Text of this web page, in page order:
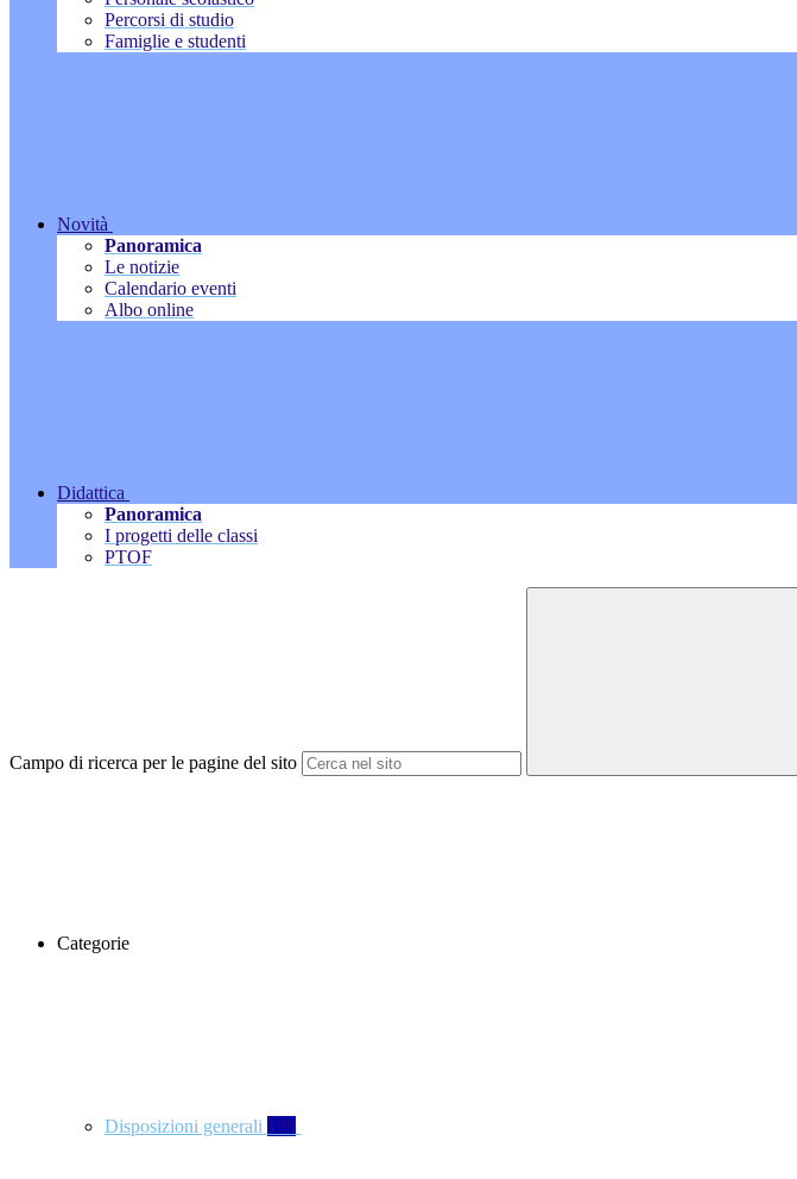
Percorsi di studio
Famiglie e studenti
Novità
Panoramica
Le notizie
Calendario eventi
Albo online
Didattica
Panoramica
I progetti delle classi
PTOF
Campo di ricerca per le pagine del sito
Categorie
Disposizioni generali 139